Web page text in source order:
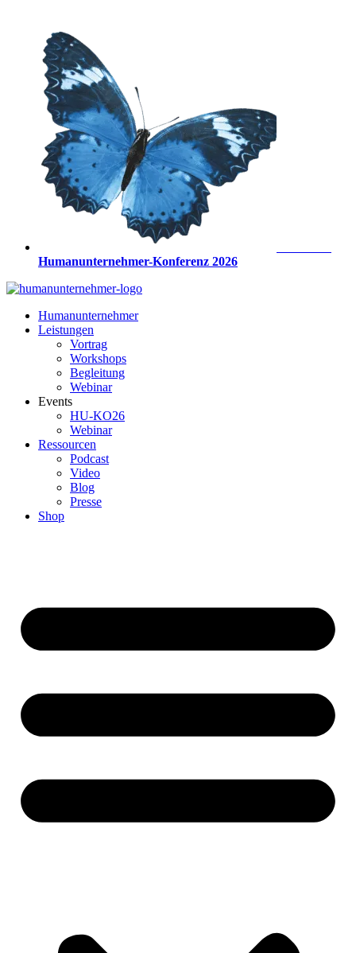
springen
Humanunternehmer-Konferenz 2026
Humanunternehmer
Leistungen
Vortrag
Workshops
Begleitung
Webinar
Events
HU-KO26
Webinar
Ressourcen
Podcast
Video
Blog
Presse
Shop